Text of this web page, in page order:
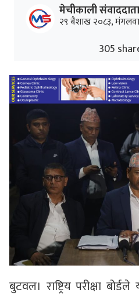
मेचीकाली संवाददाता
२९ बैशाख २०८३,
305
बुटवल। राष्ट्रिय परीक्षा